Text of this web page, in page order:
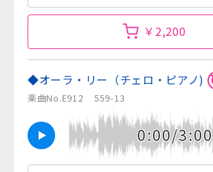
￥2,200
◆オーラ・リー（チェロ・ピアノ)
楽曲No.E912 559-13
0:00/3:00